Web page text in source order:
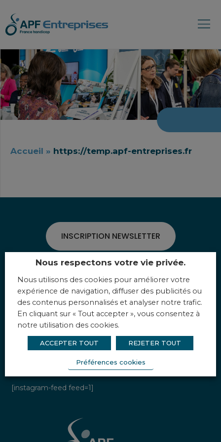
Accueil » https://temp.apf-entreprises.fr
INSCRIPTION NEWSLETTER
ESPACE PRESSE
Suivez-nous
Instagram
[instagram-feed feed=1]
Nous respectons votre vie privée.
Nous utilisons des cookies pour améliorer votre
expérience de navigation, diffuser des publicités ou
des contenus personnalisés et analyser notre trafic.
En cliquant sur « Tout accepter », vous consentez à
notre utilisation des cookies.
ACCEPTER TOUT REJETER TOUT
Préférences cookies